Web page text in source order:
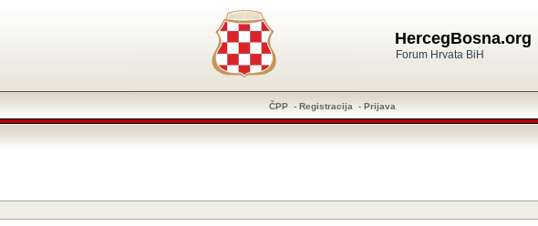
HercegBosna.org
Forum Hrvata BiH
ČPP - Registracija - Prijava